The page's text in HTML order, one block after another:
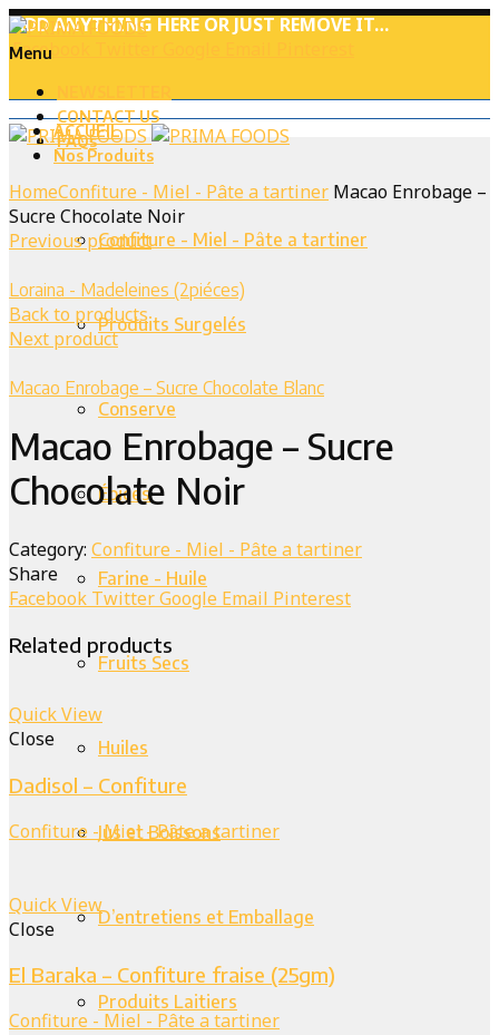
ADD ANYTHING HERE OR JUST REMOVE IT…
Facebook
CONTACT US
FAQs
Menu
ACCUEIL
Nos Produits
Confiture - Miel - Pâte a tartiner
Produits Surgelés
Conserve
Épices
Farine - Huile
Fruits Secs
Huiles
Jus et Boissons
D’entretiens et Emballage
Produits Laitiers
HomeConfiture - Miel - Pâte a tartiner Macao Enrobage –
Sucre Chocolate Noir
Previous product
Loraina - Madeleines (2piéces)
Back to products
Next product
Macao Enrobage – Sucre Chocolate Blanc
Macao Enrobage – Sucre
Chocolate Noir
Category: Confiture - Miel - Pâte a tartiner
Share
Facebook TwitterGoogle Email Pinterest
Related products
Quick View
Close
Dadisol – Confiture
Confiture - Miel - Pâte a tartiner
Quick View
Close
El Baraka – Confiture fraise (25gm)
Confiture - Miel - Pâte a tartiner